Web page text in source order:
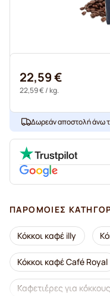
22,59 €
22,59 €/ kg.
Δωρεάν αποστολή άνω
ΠΑΡΌΜΟΙΕΣ
Κόκκοι καφέ illy
Κόκκοι καφέ Café Royal
Καφετιέρες για